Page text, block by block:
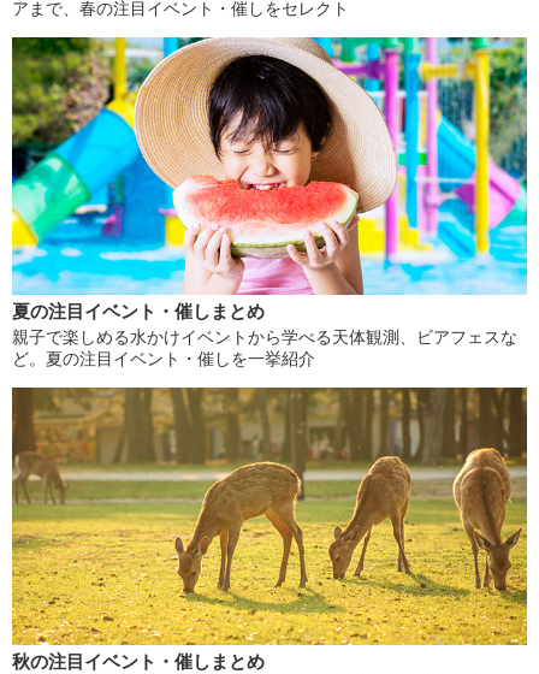
アまで、春の注目イベント・催しをセレクト
夏の注目イベント・催しまとめ
親子で楽しめる水かけイベントから学べる天体観測、ビアフェスな
ど。夏の注目イベント・催しを一挙紹介
秋の注目イベント・催しまとめ